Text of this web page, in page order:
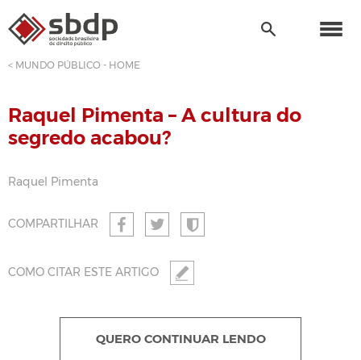
< MUNDO PÚBLICO - HOME
Raquel Pimenta – A cultura do
segredo acabou?
COMPARTILHAR
Raquel Pimenta
QUERO CONTINUAR LENDO
COMO CITAR ESTE ARTIGO